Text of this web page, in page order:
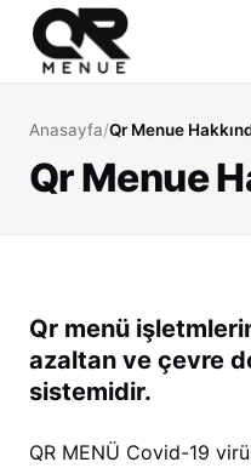
Anasayfa/Qr Menue
Qr Menue
Qr menü
azaltan ve çevre
sistemidir.
QR MENÜ Covid-19